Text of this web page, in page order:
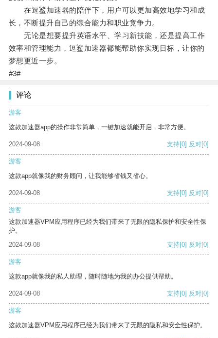
在逗鲨加速器的陪伴下，用户可以更加高效地学习和成
长，不断提升自己的综合能力和职业竞争力。
无论是想要提升英语水平、学习新技能，还是提高工作
效率和管理能力，逗鲨加速器都能帮助你实现目标，让你的
梦想更近一步。
#3#
评论
游客
这款加速器app的操作非常简单，一键加速就能开启，非常方便。
2024-09-08 支持[0] 反对[0]
游客
这款app就像我的财务顾问，让我能够省钱又省心。
2024-09-08 支持[0] 反对[0]
游客
这款加速器VPM应用程序已经为我们带来了无限的隐私保护和安全性保
护。
2024-09-08
支持[0] 反对[0]
游客
这款app就像我的私人助理，随时随地为我的办公提供帮助。
2024-09-08 支持[0] 反对[0]
游客
这款加速器VPM应用程序已经为我们带来了无限的隐私和安全性保护。